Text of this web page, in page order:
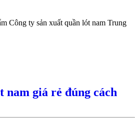
Công ty sản xuất quần lót nam Trung
nam giá rẻ đúng cách